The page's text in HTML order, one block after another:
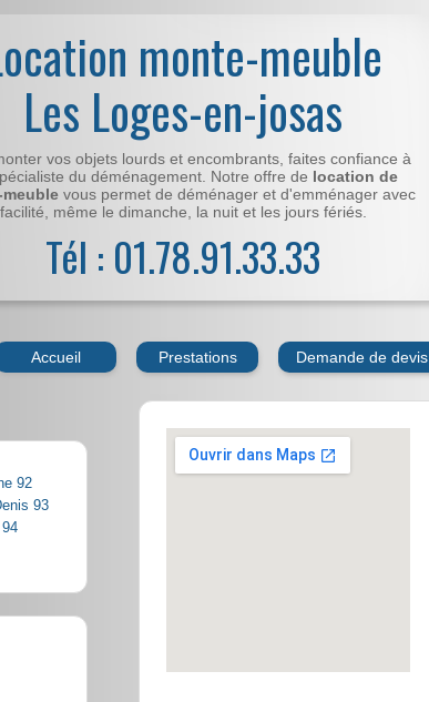
monte-meuble
Les Loges-en-josas
vos objets lourds et encombrants, faites confiance à
du déménagement. Notre offre de location de
vous permet de déménager et d'emménager avec
facilité, même le dimanche, la nuit et les jours fériés.
Tél : 01.78.91.33.33
Accueil Prestations Demande de devis
92
93